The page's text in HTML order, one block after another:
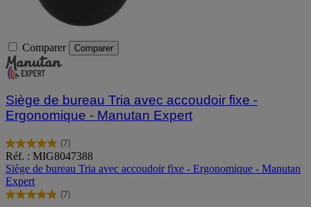
Comparer Comparer
Siège de bureau Tria avec accoudoir fixe -
Ergonomique - Manutan Expert
(7)
4.9
sur
5
étoiles.
7
Réf. : MIG8047388
Siège de bureau Tria avec accoudoir fixe - Ergonomique - Manutan
Expert
(7)
4.9